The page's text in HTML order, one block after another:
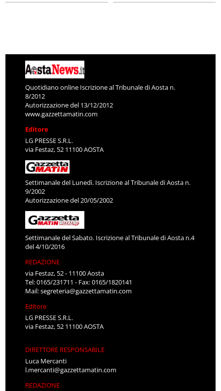
Quotidiano online Iscrizione al Tribunale di Aosta n.
8/2012
Autorizzazione del 13/12/2012
www.gazzettamatin.com
Editore
LG PRESSE S.R.L.
via Festaz, 52 11100 AOSTA
Settimanale del Lunedì. Iscrizione al Tribunale di Aosta n.
9/2002
Autorizzazione del 20/05/2002
Settimanale del Sabato. Iscrizione al Tribunale di Aosta n.4
del 4/10/2016
REDAZIONE
via Festaz, 52 - 11100 Aosta
Tel: 0165/231711 - Fax: 0165/1820141
Mail:segreteria@gazzettamatin.com
Editore
LG PRESSE S.R.L.
via Festaz, 52 11100 AOSTA
DIRETTORE RESPONSABILE
Luca Mercanti
l.mercanti@gazzettamatin.com
REDAZIONE